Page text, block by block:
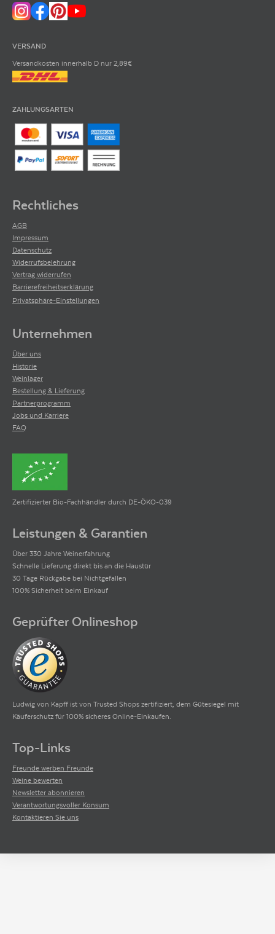
VERSAND
Versandkosten innerhalb D nur 2,89€
ZAHLUNGSARTEN
Rechtliches
AGB
Impressum
Datenschutz
Widerrufsbelehrung
Vertrag widerrufen
Barrierefreiheitserklärung
Privatsphäre-Einstellungen
Unternehmen
Über uns
Historie
Weinlager
Bestellung & Lieferung
Partnerprogramm
Jobs und Karriere
FAQ
Zertifizierter Bio-Fachhändler durch DE-ÖKO-039
Leistungen & Garantien
Über 330 Jahre Weinerfahrung
Schnelle Lieferung direkt bis an die Haustür
30 Tage Rückgabe bei Nichtgefallen
100% Sicherheit beim Einkauf
Geprüfter Onlineshop
Ludwig von Kapff ist von Trusted Shops zertifiziert, dem Gütesiegel mit
Käuferschutz für 100% sicheres Online-Einkaufen.
Top-Links
Freunde werben Freunde
Weine bewerten
Newsletter abonnieren
Verantwortungsvoller Konsum
Kontaktieren Sie uns